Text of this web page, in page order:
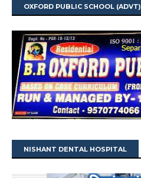
OXFORD PUBLIC SCHOOL (ADVT)
NISHANT DENTAL HOSPITAL